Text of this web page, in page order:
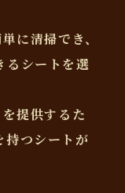
に清掃でき、
るシートを選
提供するた
持つシートが